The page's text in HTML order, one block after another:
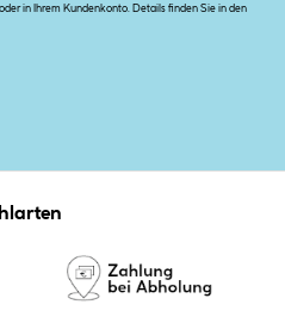
in Ihrem Kundenkonto. Details finden Sie in den